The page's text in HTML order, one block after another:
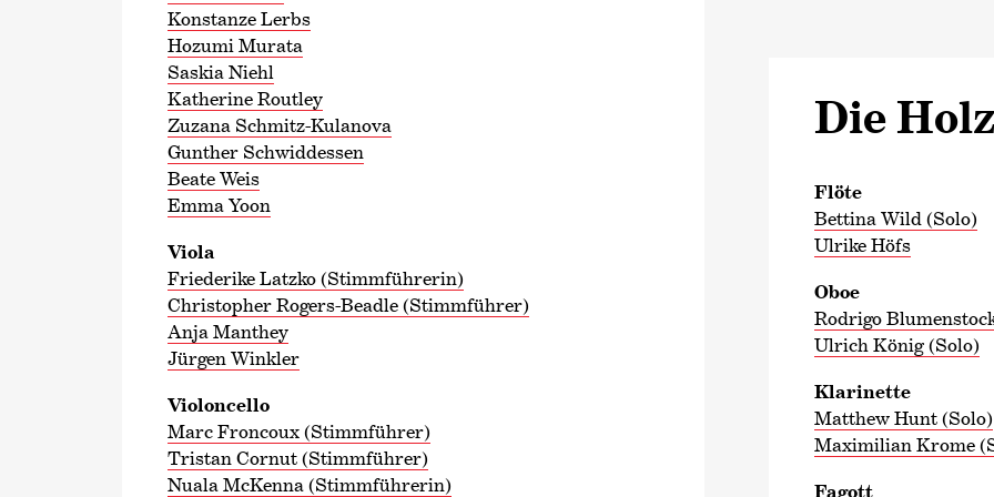
Konstanze Lerbs
Hozumi Murata
Saskia Niehl
Katherine Routley
Zuzana Schmitz-Kulanova
Gunther Schwiddessen
Beate Weis
Emma Yoon
Viola
Friederike Latzko (Stimmführerin)
Christopher Rogers-Beadle (Stimmführer)
Anja Manthey
Jürgen Winkler
Violoncello
Marc Froncoux (Stimmführer)
Tristan Cornut (Stimmführer)
Nuala McKenna (Stimmführerin)
Die
Flöte
Bettina Wild (Solo)
Ulrike Höfs
Oboe
Rodrigo
Ulrich König (Solo)
Klarinette
Matthew Hunt (Solo)
Maximilian Krome
Fagott